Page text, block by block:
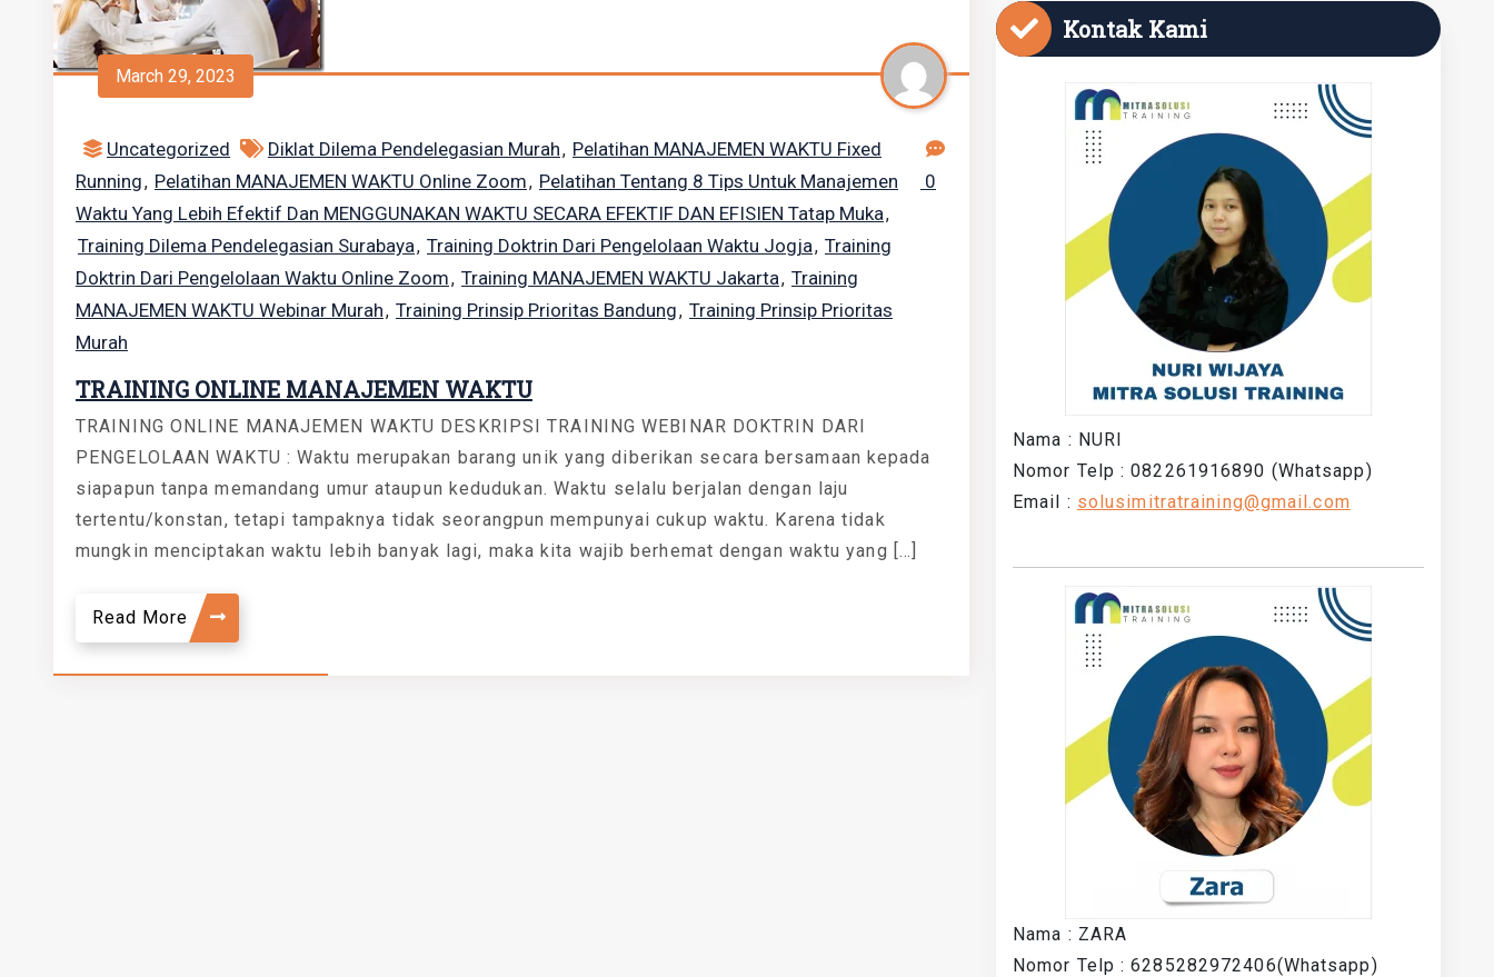
March 29, 2023
Uncategorized Diklat Dilema Pendelegasian Murah, Pelatihan MANAJEMEN WAKTU Fixed
Running, Pelatihan MANAJEMEN WAKTU Online Zoom, Pelatihan Tentang 8 Tips Untuk Manajemen
Waktu Yang Lebih Efektif Dan MENGGUNAKAN WAKTU SECARA EFEKTIF DAN EFISIEN Tatap Muka,
Training Dilema Pendelegasian Surabaya, Training Doktrin Dari Pengelolaan Waktu Jogja, Training
Doktrin Dari Pengelolaan Waktu Online Zoom, Training MANAJEMEN WAKTU Jakarta, Training
MANAJEMEN WAKTU Webinar Murah, Training Prinsip Prioritas Bandung, Training Prinsip Prioritas
Murah
0
TRAINING ONLINE MANAJEMEN WAKTU
TRAINING ONLINE MANAJEMEN WAKTU DESKRIPSI TRAINING WEBINAR DOKTRIN DARI
PENGELOLAAN WAKTU : Waktu merupakan barang unik yang diberikan secara bersamaan kepada
siapapun tanpa memandang umur ataupun kedudukan. Waktu selalu berjalan dengan laju
tertentu/konstan, tetapi tampaknya tidak seorangpun mempunyai cukup waktu. Karena tidak
mungkin menciptakan waktu lebih banyak lagi, maka kita wajib berhemat dengan waktu yang […]
Read More
Kontak Kami
Nama : NURI
Nomor Telp : 082261916890 (Whatsapp)
Email : solusimitratraining@gmail.com
Nama : ZARA
Nomor Telp : 6285282972406(Whatsapp)